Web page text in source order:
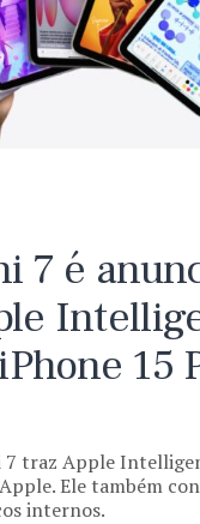
7 é
15
7 traz Apple
Ele também
internos.